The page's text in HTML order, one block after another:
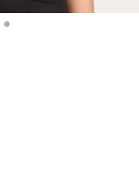
von 5 Sternen